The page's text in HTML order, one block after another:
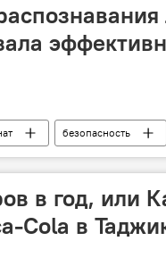
безопасность
рамки Россия
в год, или
Cola в